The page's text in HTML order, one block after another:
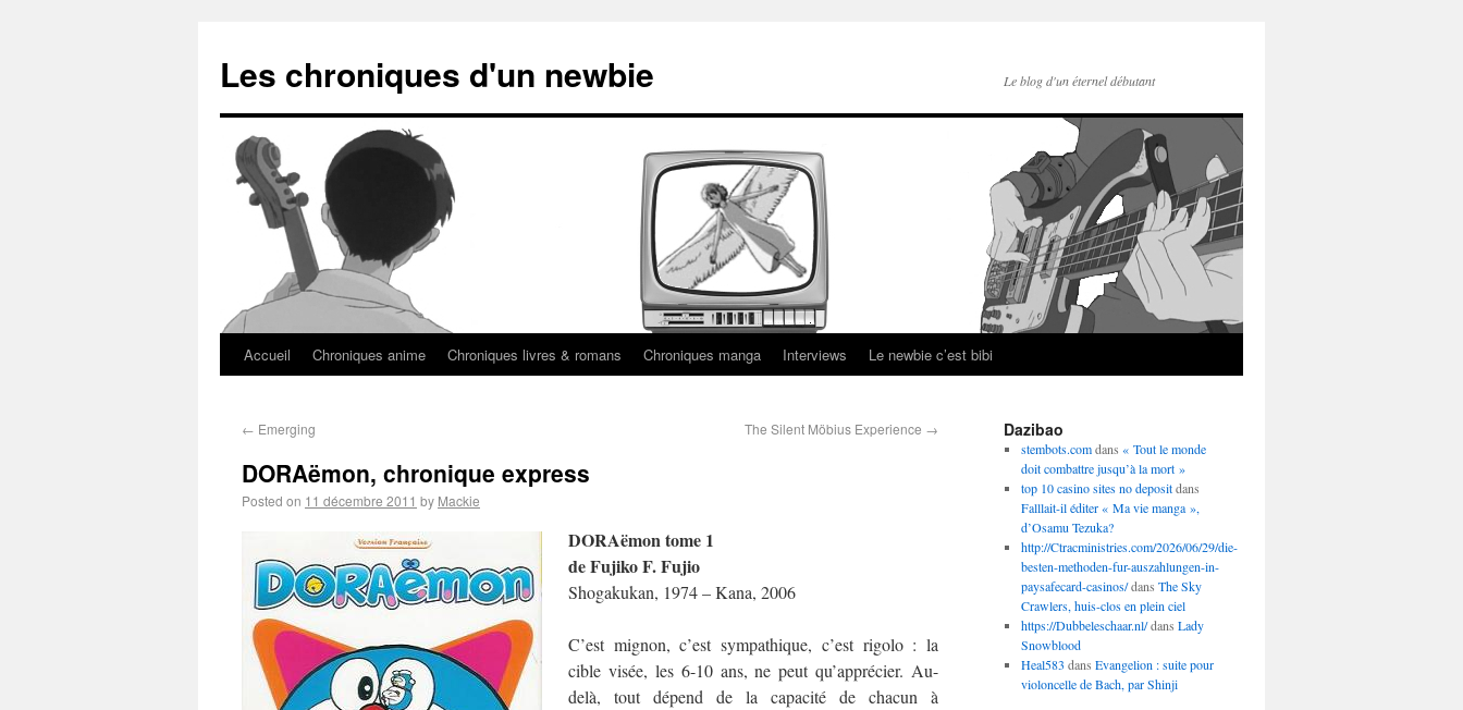
Les chroniques d'un newbie Le blog d'un éternel débutant
Accueil Chroniques anime Chroniques livres & romans Chroniques manga Interviews Le newbie c’est bibi
← Emerging The Silent Möbius Experience →
DORAëmon, chronique express
Posted on 11 décembre 2011 by Mackie
DORAëmon tome 1
de Fujiko F. Fujio
Shogakukan, 1974 – Kana, 2006
C’est mignon, c’est sympathique, c’est rigolo : la
cible visée, les 6-10 ans, ne peut qu’apprécier. Au-
delà, tout dépend de la capacité de chacun à
Dazibao
stembots.comdans « Tout le monde
doit combattre jusqu’à la mort »
top 10 casino sites no depositdans
Falllait-il éditer « Ma vie manga »,
d’Osamu Tezuka?
http://Ctracministries.com/2026/06/29/die-
besten-methoden-fur-auszahlungen-in-
paysafecard-casinos/dans The Sky
Crawlers, huis-clos en plein ciel
https://Dubbeleschaar.nl/dans Lady
Snowblood
Heal583 dans Evangelion : suite pour
violoncelle de Bach, par Shinji